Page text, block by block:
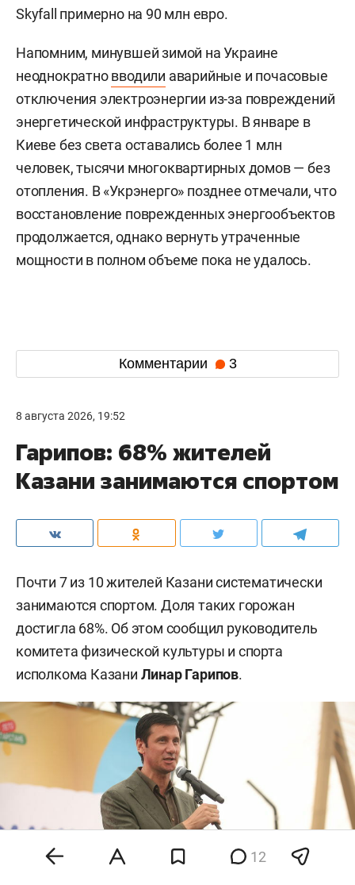
Skyfall примерно на 90 млн евро.
Напомним, минувшей зимой на Украине
неоднократновводили аварийные и почасовые
отключения электроэнергии из-за повреждений
энергетической инфраструктуры. В январе в
Киеве без света оставались более 1 млн
человек, тысячи многоквартирных домов — без
отопления. В «Укрэнерго» позднее отмечали, что
восстановление поврежденных энергообъектов
продолжается, однако вернуть утраченные
мощности в полном объеме пока не удалось.
Комментарии 3
8 августа 2026, 19:52
Гарипов: 68% жителей
Казани занимаются спортом
Почти 7 из 10 жителей Казани систематически
занимаются спортом. Доля таких горожан
достигла 68%. Об этом сообщил руководитель
комитета физической культуры и спорта
исполкома Казани Линар Гарипов.
12